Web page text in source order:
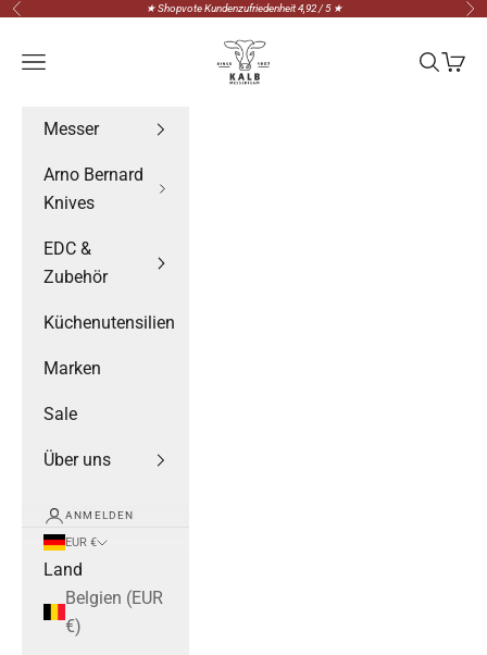
Zum Inhalt springen
Zurück ★ Shopvote Kundenzufriedenheit 4,92 / 5 ★ Vor
Messerteam Kalb
Menü Suchen
Messer
Arno Bernard
Knives
EDC &
Zubehör
Küchenutensilien
Marken
Sale
Über uns
ANMELDEN
EUR €
Land
Belgien (EUR
€)